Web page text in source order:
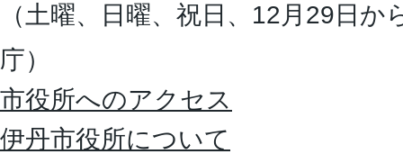
（土曜、日曜、祝日、12月29日
庁）
市役所へのアクセス
伊丹市役所について